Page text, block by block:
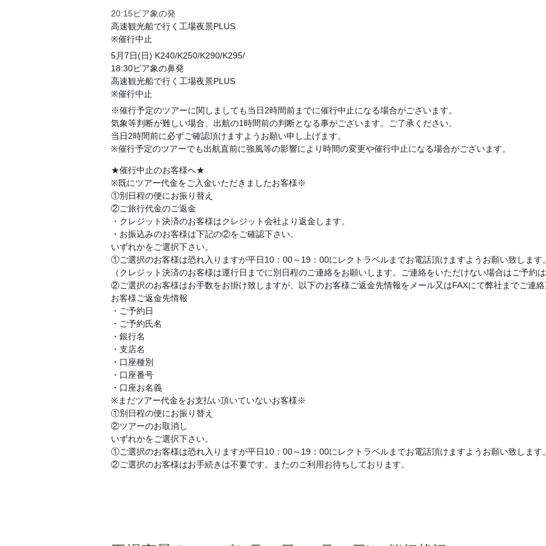
20:15ピア象の発
高速観光船で行く工場夜景PLUS
※催行中止
5月7日(日) K240/K250/K290/K295/
18:30ピア象の鼻発
高速観光船で行く工場夜景PLUS
※催行中止
※催行予定のツアーに関しましても当日2時間前までに催行中止になる場合がございます。
気象等判断が難しい場合、出航の1時間前の判断となる事がございます。ご了承ください。
当日2時間前に必ずご確認頂けますようお願い申し上げます。
※催行予定のツアーでも出航直前に強風等の影響により時間の変更や催行中止になる場合がございます。
★催行中止のお客様へ★
※既にツアー代金をご入金いただきましたお客様※
①別日程の便にお振り替え
②ご旅行代金のご返金
・クレジット決済のお客様はクレジット会社より返金します。
・お振込みのお客様は下記の②をご確認下さい。
いずれかをご選択下さい。
①ご選択のお客様は恐れ入りますが平日10：00～19：00にレクトラベルまでお電話頂けますようお願い致します。
（クレジット決済のお客様は運行日までに別日程のご連絡をお願いします。ご連絡をいただけない場合はご予約
②ご選択のお客様はお手数をお掛け致しますが、以下のお客様ご返金先情報をメール又はFAXにて弊社までご連絡
お客様ご返金先情報
・ご予約日
・ご予約氏名
・銀行名
・支店名
・口座種別
・口座番号
・口座お名義
※まだツアー代金をお支払い頂いていないお客様※
①別日程の便にお振り替え
②ツアーのお取消し
いずれかをご選択下さい。
①ご選択のお客様は恐れ入りますが平日10：00～19：00にレクトラベルまでお電話頂けますようお願い致します。
②ご選択のお客様はお手続きは不要です。またのご利用お待ちしております。